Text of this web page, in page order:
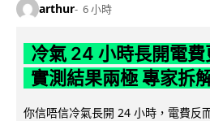
arthur 6 小時
冷氣 24 小時長開電
實測結果兩極 專家拆
你信唔信冷氣長開 24 小時，電費反